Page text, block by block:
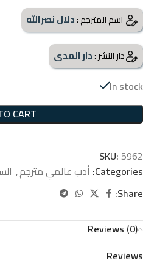
اسم المترجم :دلال نصرالله
دار النشر :دار المدى
In stock
CART
SKU: 5962
Categories: أدب عالمي مترجم,
Share:
Reviews (0)
Reviews